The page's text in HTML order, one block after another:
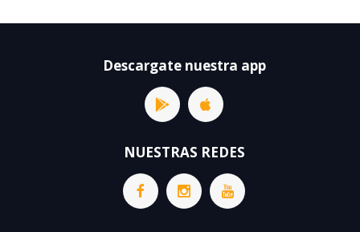
Descargate nuestra app
NUESTRAS REDES